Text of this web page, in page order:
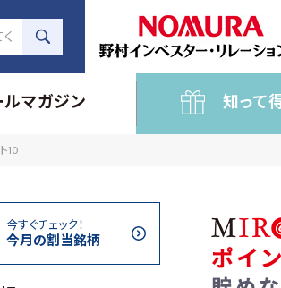
ルマガジン 知って
10
今すぐチェック！
今月の割当銘柄